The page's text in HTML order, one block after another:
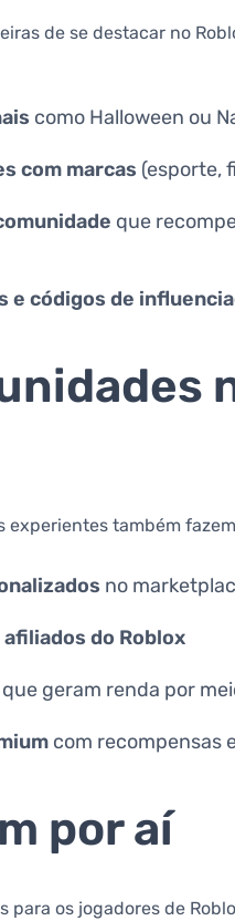
de se destacar no
como Halloween ou
com marcas (esporte,
que
e códigos de
experientes também
no
do Roblox
que geram renda por
com recompensas
por aí
para os jogadores de